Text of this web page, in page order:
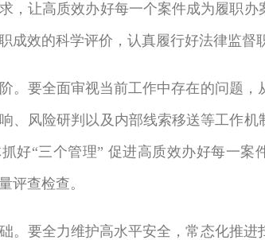
，让高质效办好每一个案件成为履职
成效的科学评价，认真履行好法律监督
。要全面审视当前工作中存在的问题
、风险研判以及内部线索移送等工作
好“三个管理” 促进高质效办好每一
评查检查。
。要全力维护高水平安全，常态化推